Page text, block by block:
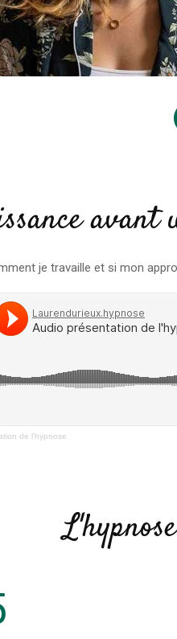
avant
je travaille et si mon
de l'hypnose